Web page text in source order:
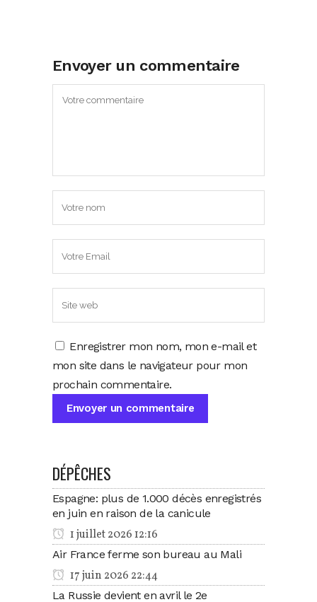
Envoyer un commentaire
Enregistrer mon nom, mon e-mail et
mon site dans le navigateur pour mon
prochain commentaire.
DÉPÊCHES
Espagne: plus de 1.000 décès enregistrés
en juin en raison de la canicule
1 juillet 2026 12:16
Air France ferme son bureau au Mali
17 juin 2026 22:44
La Russie devient en avril le 2e